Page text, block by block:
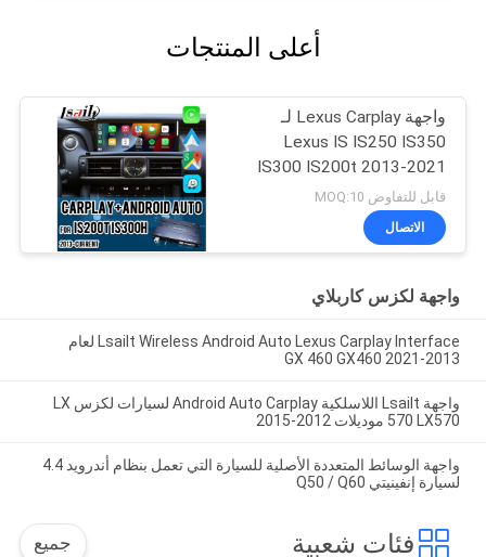
أعلى المنتجات
واجهة Lexus Carplay لـ
Lexus IS IS250 IS350
IS300 IS200t 2013-2021
قابل للتفاوض MOQ:10
الاتصال
واجهة لكزس كاربلاي
Lsailt Wireless Android Auto Lexus Carplay Interface لعام
2013-2021 GX 460 GX460
واجهة Lsailt اللاسلكية Android Auto Carplay لسيارات لكزس LX
570 LX570 موديلات 2012-2015
واجهة الوسائط المتعددة الأصلية للسيارة التي تعمل بنظام أندرويد 4.4
لسيارة إنفينيتي Q50 / Q60
فئات شعبية جميع